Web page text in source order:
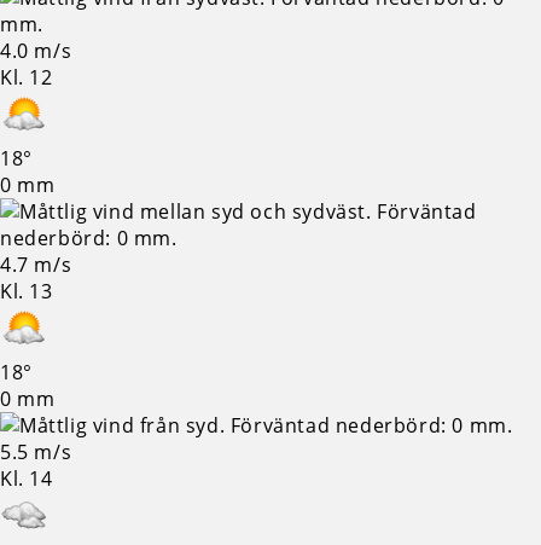
4.0 m/s
Kl. 12
18°
0 mm
4.7 m/s
Kl. 13
18°
0 mm
5.5 m/s
Kl. 14